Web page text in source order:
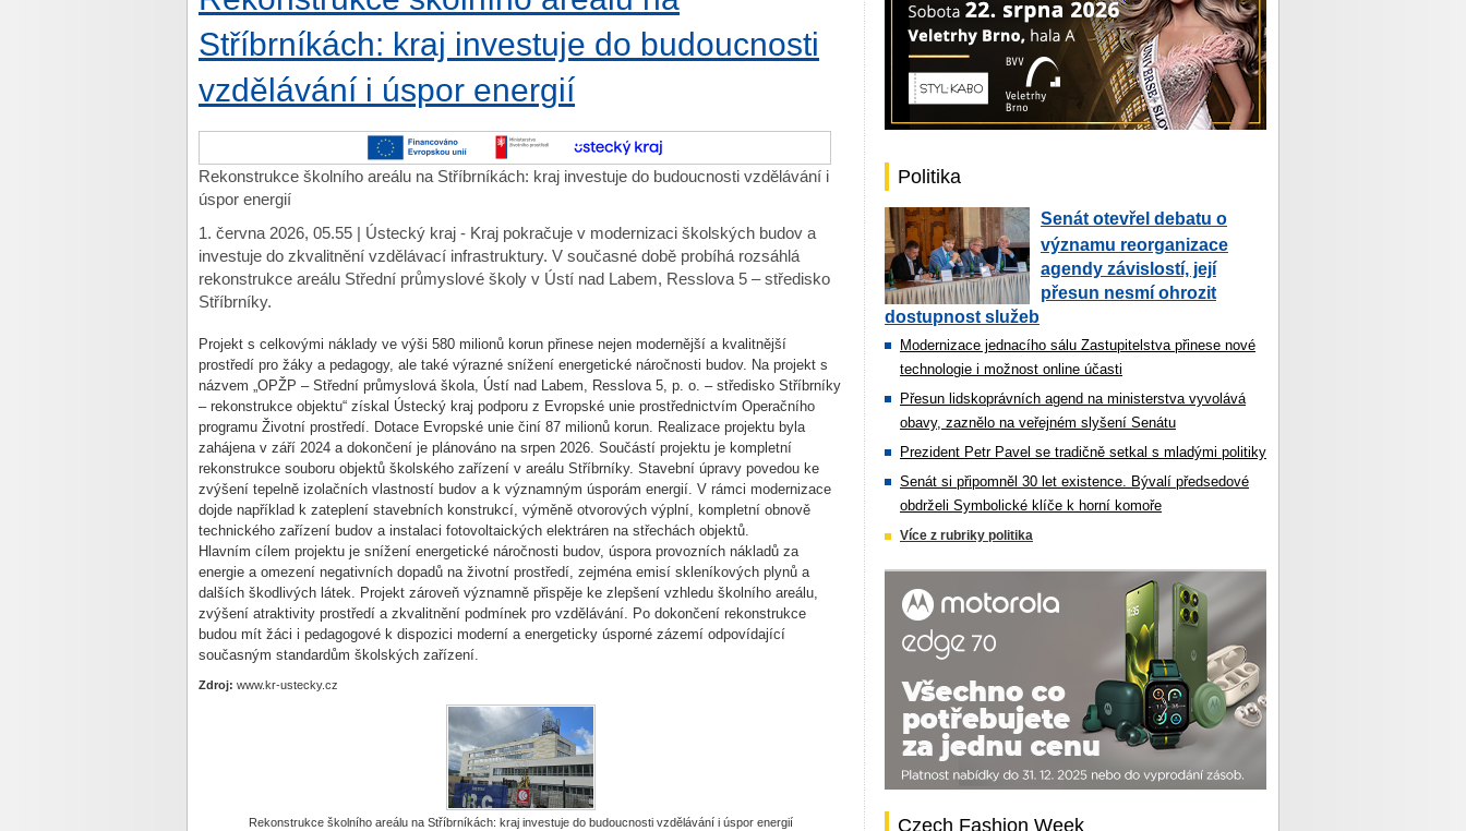
Stříbrníkách: kraj investuje do budoucnosti
vzdělávání i úspor energií
Rekonstrukce školního areálu na Stříbrníkách: kraj investuje do budoucnosti vzdělávání i
úspor energií
1. června 2026, 05.55 | Ústecký kraj - Kraj pokračuje v modernizaci školských budov a
investuje do zkvalitnění vzdělávací infrastruktury. V současné době probíhá rozsáhlá
rekonstrukce areálu Střední průmyslové školy v Ústí nad Labem, Resslova 5 – středisko
Stříbrníky.
Projekt s celkovými náklady ve výši 580 milionů korun přinese nejen modernější a kvalitnější
prostředí pro žáky a pedagogy, ale také výrazné snížení energetické náročnosti budov. Na projekt s
názvem „OPŽP – Střední průmyslová škola, Ústí nad Labem, Resslova 5, p. o. – středisko Stříbrníky
– rekonstrukce objektu“ získal Ústecký kraj podporu z Evropské unie prostřednictvím Operačního
programu Životní prostředí. Dotace Evropské unie činí 87 milionů korun. Realizace projektu byla
zahájena v září 2024 a dokončení je plánováno na srpen 2026. Součástí projektu je kompletní
rekonstrukce souboru objektů školského zařízení v areálu Stříbrníky. Stavební úpravy povedou ke
zvýšení tepelně izolačních vlastností budov a k významným úsporám energií. V rámci modernizace
dojde například k zateplení stavebních konstrukcí, výměně otvorových výplní, kompletní obnově
technického zařízení budov a instalaci fotovoltaických elektráren na střechách objektů.
Hlavním cílem projektu je snížení energetické náročnosti budov, úspora provozních nákladů za
energie a omezení negativních dopadů na životní prostředí, zejména emisí skleníkových plynů a
dalších škodlivých látek. Projekt zároveň významně přispěje ke zlepšení vzhledu školního areálu,
zvýšení atraktivity prostředí a zkvalitnění podmínek pro vzdělávání. Po dokončení rekonstrukce
budou mít žáci i pedagogové k dispozici moderní a energeticky úsporné zázemí odpovídající
současným standardům školských zařízení.
Zdroj: www.kr-ustecky.cz
Rekonstrukce školního areálu na Stříbrníkách: kraj investuje do budoucnosti vzdělávání i úspor energií
Politika
Senát otevřel debatu o
významu reorganizace
agendy závislostí, její
přesun nesmí ohrozit
dostupnost služeb
Modernizace jednacího sálu Zastupitelstva přinese nové
technologie i možnost online účasti
Přesun lidskoprávních agend na ministerstva vyvolává
obavy, zaznělo na veřejném slyšení Senátu
Prezident Petr Pavel se tradičně setkal s mladými politiky
Senát si připomněl 30 let existence. Bývalí předsedové
obdrželi Symbolické klíče k horní komoře
Více z rubriky politika
Czech Fashion Week